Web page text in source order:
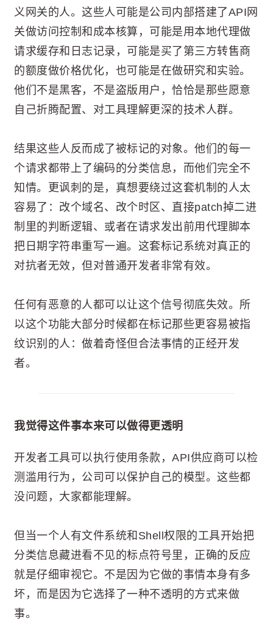
义网关的人。这些人可能是公司内部搭建了API网
关做访问控制和成本核算，可能是用本地代理做
请求缓存和日志记录，可能是买了第三方转售商
的额度做价格优化，也可能是在做研究和实验。
他们不是黑客，不是盗版用户，恰恰是那些愿意
自己折腾配置、对工具理解更深的技术人群。
结果这些人反而成了被标记的对象。他们的每一
个请求都带上了编码的分类信息，而他们完全不
知情。更讽刺的是，真想要绕过这套机制的人太
容易了：改个域名、改个时区、直接patch掉二进
制里的判断逻辑、或者在请求发出前用代理脚本
把日期字符串重写一遍。这套标记系统对真正的
对抗者无效，但对普通开发者非常有效。
任何有恶意的人都可以让这个信号彻底失效。所
以这个功能大部分时候都在标记那些更容易被指
纹识别的人：做着奇怪但合法事情的正经开发
者。
我觉得这件事本来可以做得更透明
开发者工具可以执行使用条款，API供应商可以检
测滥用行为，公司可以保护自己的模型。这些都
没问题，大家都能理解。
但当一个人有文件系统和Shell权限的工具开始把
分类信息藏进看不见的标点符号里，正确的反应
就是仔细审视它。不是因为它做的事情本身有多
坏，而是因为它选择了一种不透明的方式来做
事。